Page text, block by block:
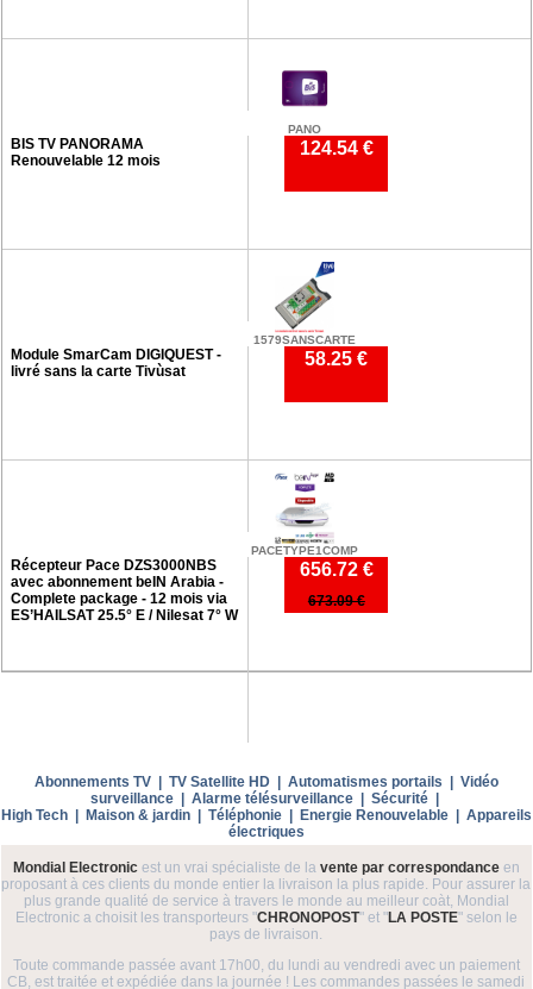
PANO
BIS TV PANORAMA
Renouvelable 12 mois
124.54 €
1579SANSCARTE
Module SmarCam DIGIQUEST -
livré sans la carte Tivùsat
58.25 €
PACETYPE1COMP
Récepteur Pace DZS3000NBS
avec abonnement beIN Arabia -
Complete package - 12 mois via
ES’HAILSAT 25.5° E / Nilesat 7° W
656.72 €
673.09 €
Abonnements TV| TV Satellite HD| Automatismes portails | Vidéo
surveillance| Alarme télésurveillance| Sécurité|
High Tech| Maison & jardin| Téléphonie| Energie Renouvelable| Appareils
électriques
Mondial Electronicest un vrai spécialiste de la vente par correspondanceen
proposant à ces clients du monde entier la livraison la plus rapide. Pour assurer la
plus grande qualité de service à travers le monde au meilleur coàt, Mondial
Electronic a choisit les transporteurs "CHRONOPOST" et "LA POSTE" selon le
pays de livraison.
Toute commande passée avant 17h00, du lundi au vendredi avec un paiement
CB, est traitée et expédiée dans la journée ! Les commandes passées le samedi